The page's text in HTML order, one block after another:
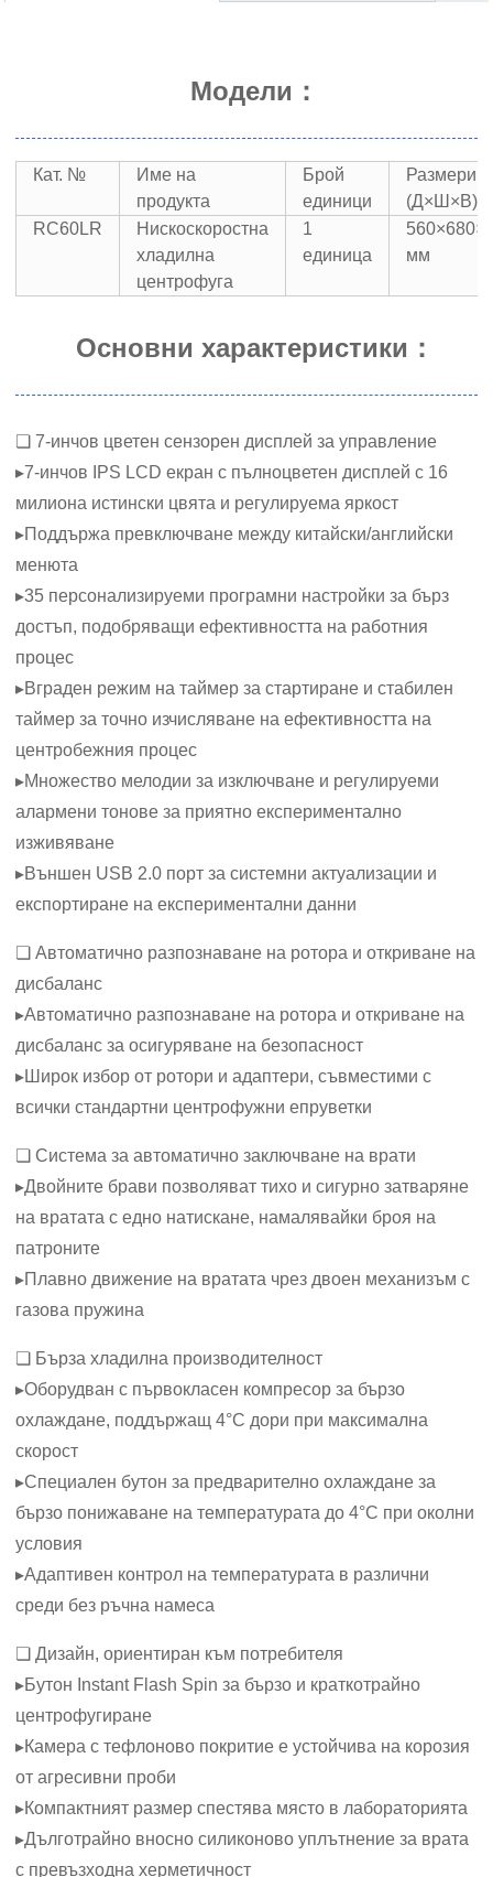
Модели：
Кат. №
Име на
продукта
Брой
единици
Размери
(Д×Ш×В)
RC60LR
Нискоскоростна
хладилна
центрофуга
1
единица
мм
Основни характеристики：
❏ 7-инчов цветен сензорен дисплей за управление
▸7-инчов IPS LCD екран с пълноцветен дисплей с 16
милиона истински цвята и регулируема яркост
▸Поддържа превключване между китайски/английски
менюта
▸35 персонализируеми програмни настройки за бърз
достъп, подобряващи ефективността на работния
процес
▸Вграден режим на таймер за стартиране и стабилен
таймер за точно изчисляване на ефективността на
центробежния процес
▸Множество мелодии за изключване и регулируеми
алармени тонове за приятно експериментално
изживяване
▸Външен USB 2.0 порт за системни актуализации и
експортиране на експериментални данни
❏ Автоматично разпознаване на ротора и откриване на
дисбаланс
▸Автоматично разпознаване на ротора и откриване на
дисбаланс за осигуряване на безопасност
▸Широк избор от ротори и адаптери, съвместими с
всички стандартни центрофужни епруветки
❏ Система за автоматично заключване на врати
▸Двойните брави позволяват тихо и сигурно затваряне
на вратата с едно натискане, намалявайки броя на
патроните
▸Плавно движение на вратата чрез двоен механизъм с
газова пружина
❏ Бърза хладилна производителност
▸Оборудван с първокласен компресор за бързо
охлаждане, поддържащ 4°C дори при максимална
скорост
▸Специален бутон за предварително охлаждане за
бързо понижаване на температурата до 4°C при околни
условия
▸Адаптивен контрол на температурата в различни
среди без ръчна намеса
❏ Дизайн, ориентиран към потребителя
▸Бутон Instant Flash Spin за бързо и краткотрайно
центрофугиране
▸Камера с тефлоново покритие е устойчива на корозия
от агресивни проби
▸Компактният размер спестява място в лабораторията
▸Дълготрайно вносно силиконово уплътнение за врата
с превъзходна херметичност